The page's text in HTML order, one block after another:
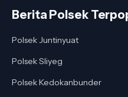
Berita Polsek
Polsek Juntinyuat
Polsek Sliyeg
Polsek Kedokanbunder